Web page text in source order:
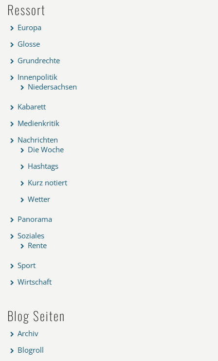
Ressort
Europa
Glosse
Grundrechte
Innenpolitik
Niedersachsen
Kabarett
Medienkritik
Nachrichten
Die Woche
Hashtags
Kurz notiert
Wetter
Panorama
Soziales
Rente
Sport
Wirtschaft
Blog Seiten
Archiv
Blogroll